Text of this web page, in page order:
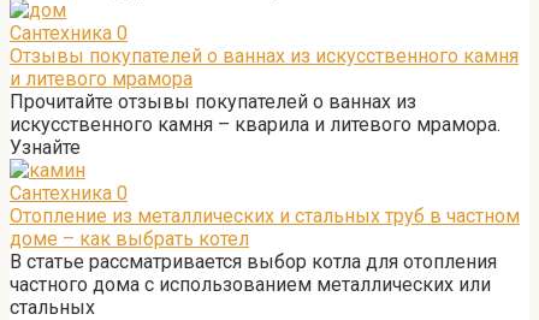
Сантехника 0
Отзывы покупателей о ваннах из искусственного камня
и литевого мрамора
Прочитайте отзывы покупателей о ваннах из
искусственного камня – кварила и литевого мрамора.
Узнайте
Сантехника 0
Отопление из металлических и стальных труб в частном
доме – как выбрать котел
В статье рассматривается выбор котла для отопления
частного дома с использованием металлических или
стальных